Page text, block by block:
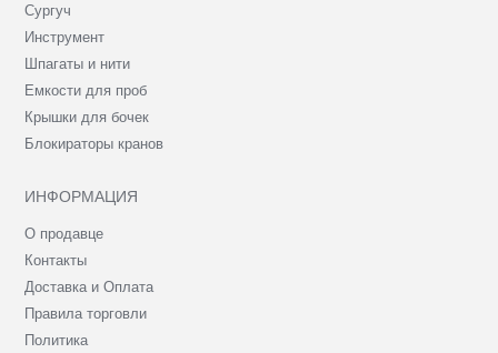
Сургуч
Инструмент
Шпагаты и нити
Емкости для проб
Крышки для бочек
Блокираторы кранов
ИНФОРМАЦИЯ
О продавце
Контакты
Доставка и Оплата
Правила торговли
Политика